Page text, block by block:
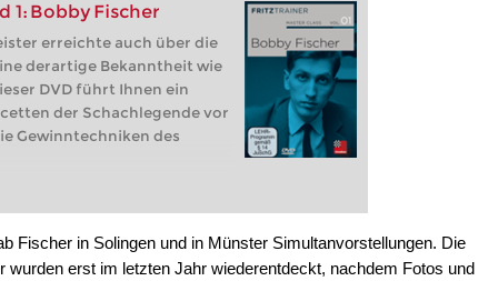
1: Bobby Fischer
erreichte auch über die
derartige Bekanntheit wie
DVD führt Ihnen ein
der Schachlegende vor
Gewinntechniken des
Fischer in Solingen und in Münster Simultanvorstellungen. Die
erst im letzten Jahr wiederentdeckt, nachdem Fotos und